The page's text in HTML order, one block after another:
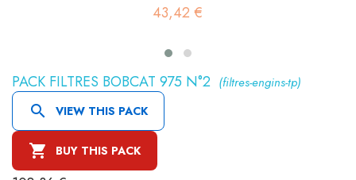
43,42 €
PACK FILTRES BOBCAT 975 N°2 (filtres-engins-tp)
 VIEW THIS PACK
 BUY THIS PACK